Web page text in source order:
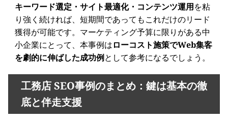
キーワード選定・サイト最適化・コンテンツ運用を粘
り強く続ければ、短期間であってもこれだけのリード
獲得が可能です。マーケティング予算に限りがある中
小企業にとって、本事例はローコスト施策でWeb集客
を劇的に伸ばした成功例として参考になるでしょう。
工務店 SEO事例のまとめ：鍵は基本の徹
底と伴走支援